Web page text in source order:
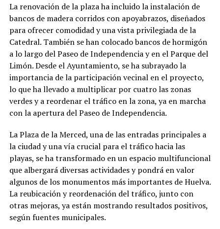
La renovación de la plaza ha incluido la instalación de
bancos de madera corridos con apoyabrazos, diseñados
para ofrecer comodidad y una vista privilegiada de la
Catedral. También se han colocado bancos de hormigón
a lo largo del Paseo de Independencia y en el Parque del
Limón. Desde el Ayuntamiento, se ha subrayado la
importancia de la participación vecinal en el proyecto,
lo que ha llevado a multiplicar por cuatro las zonas
verdes y a reordenar el tráfico en la zona, ya en marcha
con la apertura del Paseo de Independencia.
La Plaza de la Merced, una de las entradas principales a
la ciudad y una vía crucial para el tráfico hacia las
playas, se ha transformado en un espacio multifuncional
que albergará diversas actividades y pondrá en valor
algunos de los monumentos más importantes de Huelva.
La reubicación y reordenación del tráfico, junto con
otras mejoras, ya están mostrando resultados positivos,
según fuentes municipales.